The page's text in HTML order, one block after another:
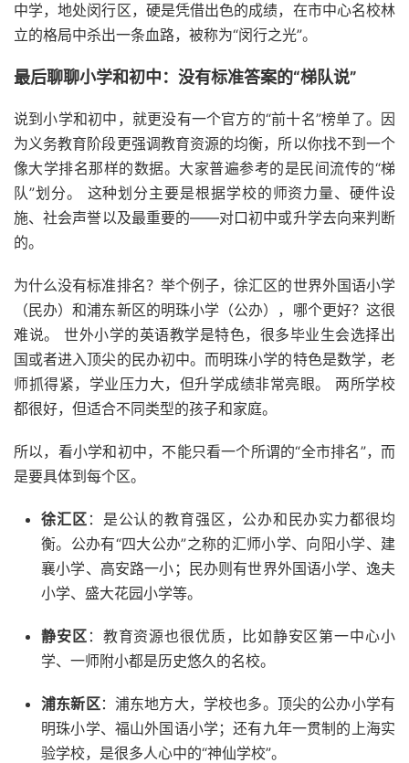
中学，地处闵行区，硬是凭借出色的成绩，在市中心名校林
立的格局中杀出一条血路，被称为“闵行之光”。
最后聊聊小学和初中：没有标准答案的“梯队说”
说到小学和初中，就更没有一个官方的“前十名”榜单了。因
为义务教育阶段更强调教育资源的均衡，所以你找不到一个
像大学排名那样的数据。大家普遍参考的是民间流传的“梯
队”划分。 这种划分主要是根据学校的师资力量、硬件设
施、社会声誉以及最重要的——对口初中或升学去向来判断
的。
为什么没有标准排名？举个例子，徐汇区的世界外国语小学
（民办）和浦东新区的明珠小学（公办），哪个更好？这很
难说。 世外小学的英语教学是特色，很多毕业生会选择出
国或者进入顶尖的民办初中。而明珠小学的特色是数学，老
师抓得紧，学业压力大，但升学成绩非常亮眼。 两所学校
都很好，但适合不同类型的孩子和家庭。
所以，看小学和初中，不能只看一个所谓的“全市排名”，而
是要具体到每个区。
徐汇区 ：是公认的教育强区，公办和民办实力都很均
衡。公办有“四大公办”之称的汇师小学、向阳小学、建
襄小学、高安路一小；民办则有世界外国语小学、逸夫
小学、盛大花园小学等。
静安区 ：教育资源也很优质，比如静安区第一中心小
学、一师附小都是历史悠久的名校。
浦东新区：浦东地方大，学校也多。顶尖的公办小学有
明珠小学、福山外国语小学；还有九年一贯制的上海实
验学校，是很多人心中的“神仙学校”。